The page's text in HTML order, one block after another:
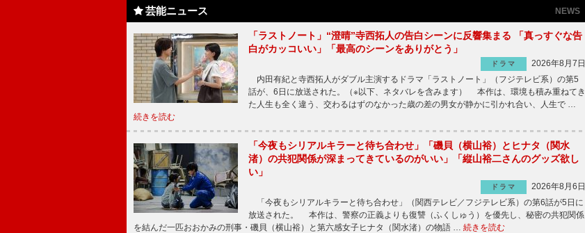
芸能ニュース NEWS
「ラストノート」“澄晴”寺西拓人の告白シーンに反響集まる 「真っすぐな告
白がカッコいい」「最高のシーンをありがとう」
ドラマ
2026年8月7日
内田有紀と寺西拓人がダブル主演するドラマ「ラストノート」（フジテレビ系）の第5
話が、6日に放送された。（※以下、ネタバレを含みます） 本作は、環境も積み重ねてき
た人生も全く違う、交わるはずのなかった歳の差の男女が静かに引かれ合い、人生で …
続きを読む
「今夜もシリアルキラーと待ち合わせ」「磯貝（横山裕）とヒナタ（関水
渚）の共犯関係が深まってきているのがいい」「縦山裕二さんのグッズ欲し
い」
ドラマ
2026年8月6日
「今夜もシリアルキラーと待ち合わせ」（関西テレビ／フジテレビ系）の第6話が5日に
放送された。 本作は、警察の正義よりも復讐（ふくしゅう）を優先し、秘密の共犯関係
を結んだ一匹おおかみの刑事・磯貝（横山裕）と第六感女子ヒナタ（関水渚）の物語 … 続きを読む